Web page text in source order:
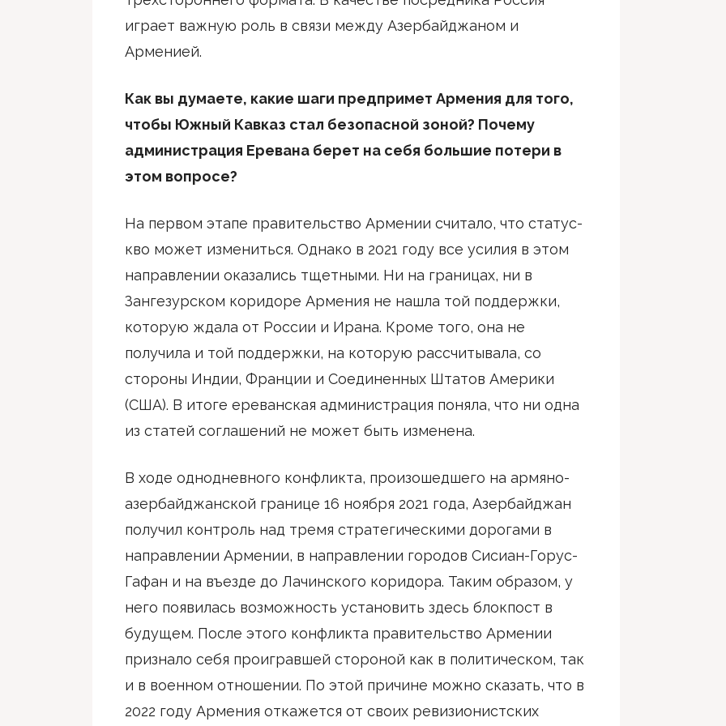
играет важную роль в связи между Азербайджаном и
Арменией.
Как вы думаете, какие шаги предпримет Армения для того,
чтобы Южный Кавказ стал безопасной зоной? Почему
администрация Еревана берет на себя большие потери в
этом вопросе?
На первом этапе правительство Армении считало, что статус-
кво может измениться. Однако в 2021 году все усилия в этом
направлении оказались тщетными. Ни на границах, ни в
Зангезурском коридоре Армения не нашла той поддержки,
которую ждала от России и Ирана. Кроме того, она не
получила и той поддержки, на которую рассчитывала, со
стороны Индии, Франции и Соединенных Штатов Америки
(США). В итоге ереванская администрация поняла, что ни одна
из статей соглашений не может быть изменена.
В ходе однодневного конфликта, произошедшего на армяно-
азербайджанской границе 16 ноября 2021 года, Азербайджан
получил контроль над тремя стратегическими дорогами в
направлении Армении, в направлении городов Сисиан-Горус-
Гафан и на въезде до Лачинского коридора. Таким образом, у
него появилась возможность установить здесь блокпост в
будущем. После этого конфликта правительство Армении
признало себя проигравшей стороной как в политическом, так
и в военном отношении. По этой причине можно сказать, что в
2022 году Армения откажется от своих ревизионистских